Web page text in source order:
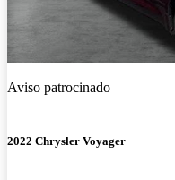
Aviso patrocinado
2022 Chrysler Voyager